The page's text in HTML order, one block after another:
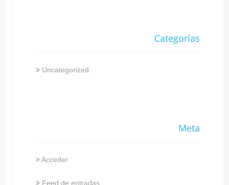
Categorías
Uncategorized
Meta
Acceder
Feed de entradas